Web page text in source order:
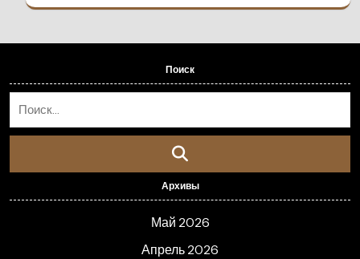
Поиск
Архивы
Май 2026
Апрель 2026